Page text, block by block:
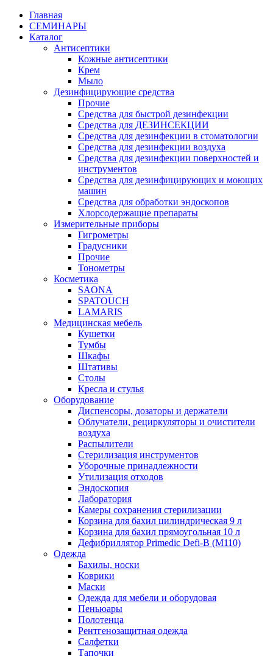
Главная
СЕМИНАРЫ
Каталог
Антисептики
Кожные антисептики
Крем
Мыло
Дезинфицирующие средства
Прочие
Средства для быстрой дезинфекции
Средства для ДЕЗИНСЕКЦИИ
Средства для дезинфекции в стоматологии
Средства для дезинфекции воздуха
Средства для дезинфекции поверхностей и
инструментов
Средства для дезинфицирующих и моющих
машин
Средства для обработки эндоскопов
Хлорсодержащие препараты
Измерительные приборы
Гигрометры
Градусники
Прочие
Тонометры
Косметика
SAONA
SPATOUCH
LAMARIS
Медицинская мебель
Кушетки
Тумбы
Шкафы
Штативы
Столы
Кресла и стулья
Оборудование
Диспенсоры, дозаторы и держатели
Облучатели, рециркуляторы и очистители
воздуха
Распылители
Стерилизация инструментов
Уборочные принадлежности
Утилизация отходов
Эндоскопия
Лаборатория
Камеры сохранения стерилизации
Корзина для бахил цилиндрическая 9 л
Корзина для бахил прямоугольная 10 л
Дефибриллятор Primedic Defi-B (M110)
Одежда
Бахилы, носки
Коврики
Маски
Одежда для мебели и оборудовая
Пеньюары
Полотенца
Рентгенозащитная одежда
Салфетки
Тапочки